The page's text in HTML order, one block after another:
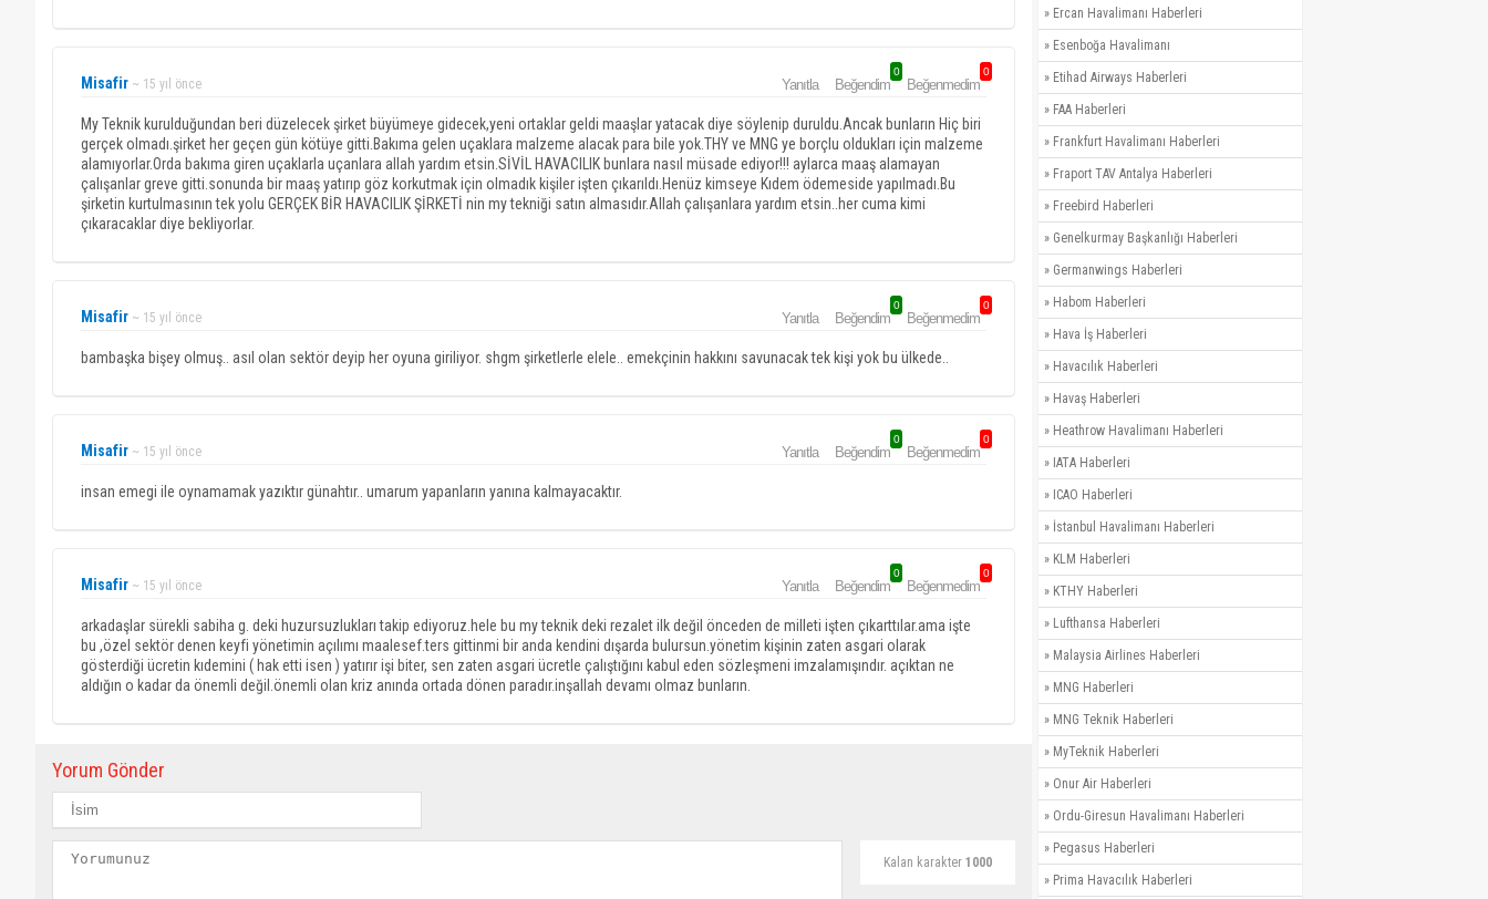
Misafir ~ 15 yıl önce Yanıtla Beğendim
0
Beğenmedim
0
My Teknik kurulduğundan beri düzelecek şirket büyümeye gidecek,yeni ortaklar geldi maaşlar yatacak diye söylenip duruldu.Ancak bunların Hiç biri
gerçek olmadı.şirket her geçen gün kötüye gitti.Bakıma gelen uçaklara malzeme alacak para bile yok.THY ve MNG ye borçlu oldukları için malzeme
alamıyorlar.Orda bakıma giren uçaklarla uçanlara allah yardım etsin.SİVİL HAVACILIK bunlara nasıl müsade ediyor!!! aylarca maaş alamayan
çalışanlar greve gitti.sonunda bir maaş yatırıp göz korkutmak için olmadık kişiler işten çıkarıldı.Henüz kimseye Kıdem ödemeside yapılmadı.Bu
şirketin kurtulmasının tek yolu GERÇEK BİR HAVACILIK ŞİRKETİ nin my tekniği satın almasıdır.Allah çalışanlara yardım etsin..her cuma kimi
çıkaracaklar diye bekliyorlar.
Misafir ~ 15 yıl önce Yanıtla Beğendim
0
Beğenmedim
0
bambaşka bişey olmuş.. asıl olan sektör deyip her oyuna giriliyor. shgm şirketlerle elele.. emekçinin hakkını savunacak tek kişi yok bu ülkede..
Misafir ~ 15 yıl önce Yanıtla Beğendim
0
Beğenmedim
0
insan emegi ile oynamamak yazıktır günahtır.. umarum yapanların yanına kalmayacaktır.
Misafir ~ 15 yıl önce Yanıtla Beğendim
0
Beğenmedim
0
arkadaşlar sürekli sabiha g. deki huzursuzlukları takip ediyoruz.hele bu my teknik deki rezalet ilk değil önceden de milleti işten çıkarttılar.ama işte
bu ,özel sektör denen keyfi yönetimin açılımı maalesef.ters gittinmi bir anda kendini dışarda bulursun.yönetim kişinin zaten asgari olarak
gösterdiği ücretin kıdemini ( hak etti isen ) yatırır işi biter, sen zaten asgari ücretle çalıştığını kabul eden sözleşmeni imzalamışındır. açıktan ne
aldığın o kadar da önemli değil.önemli olan kriz anında ortada dönen paradır.inşallah devamı olmaz bunların.
Yorum Gönder
Kalan karakter 1000
» Ercan Havalimanı Haberleri
» Esenboğa Havalimanı
» Etihad Airways Haberleri
» FAA Haberleri
» Frankfurt Havalimanı Haberleri
» Fraport TAV Antalya Haberleri
» Freebird Haberleri
» Genelkurmay Başkanlığı Haberleri
» Germanwings Haberleri
» Habom Haberleri
» Hava İş Haberleri
» Havacılık Haberleri
» Havaş Haberleri
» Heathrow Havalimanı Haberleri
» IATA Haberleri
» ICAO Haberleri
» İstanbul Havalimanı Haberleri
» KLM Haberleri
» KTHY Haberleri
» Lufthansa Haberleri
» Malaysia Airlines Haberleri
» MNG Haberleri
» MNG Teknik Haberleri
» MyTeknik Haberleri
» Onur Air Haberleri
» Ordu-Giresun Havalimanı Haberleri
» Pegasus Haberleri
» Prima Havacılık Haberleri